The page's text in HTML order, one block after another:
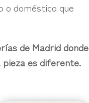
o doméstico que
de Madrid donde
pieza es diferente.